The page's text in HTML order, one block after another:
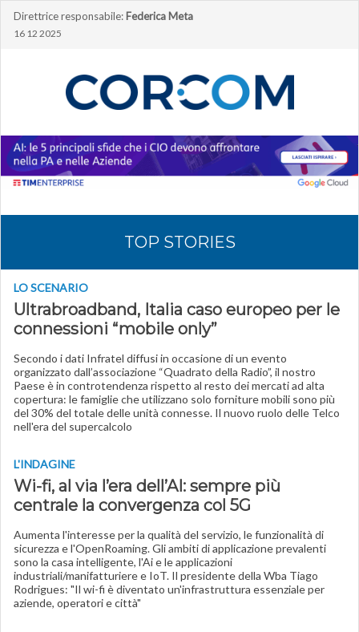
Direttrice responsabile: Federica Meta
16 12 2025
TOP STORIES
LO SCENARIO
Ultrabroadband, Italia caso europeo per le
connessioni “mobile only”
Secondo i dati Infratel diffusi in occasione di un evento
organizzato dall’associazione “Quadrato della Radio”, il nostro
Paese è in controtendenza rispetto al resto dei mercati ad alta
copertura: le famiglie che utilizzano solo forniture mobili sono più
del 30% del totale delle unità connesse. Il nuovo ruolo delle Telco
nell'era del supercalcolo
L'INDAGINE
Wi-fi, al via l’era dell’AI: sempre più
centrale la convergenza col 5G
Aumenta l'interesse per la qualità del servizio, le funzionalità di
sicurezza e l'OpenRoaming. Gli ambiti di applicazione prevalenti
sono la casa intelligente, l'Ai e le applicazioni
industriali/manifatturiere e IoT. Il presidente della Wba Tiago
Rodrigues: "Il wi-fi è diventato un'infrastruttura essenziale per
aziende, operatori e città"